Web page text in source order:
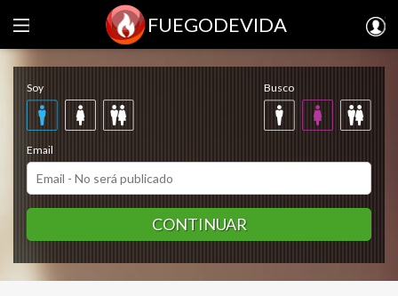
FUEGODEVIDA
Regístrate gratis
Soy Busco
Email
CONTINUAR